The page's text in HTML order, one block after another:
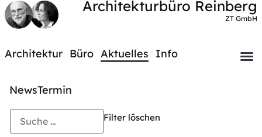
Architekturbüro Reinberg
ZT GmbH
Architektur Büro Aktuelles Info
NewsTermin
Filter löschen